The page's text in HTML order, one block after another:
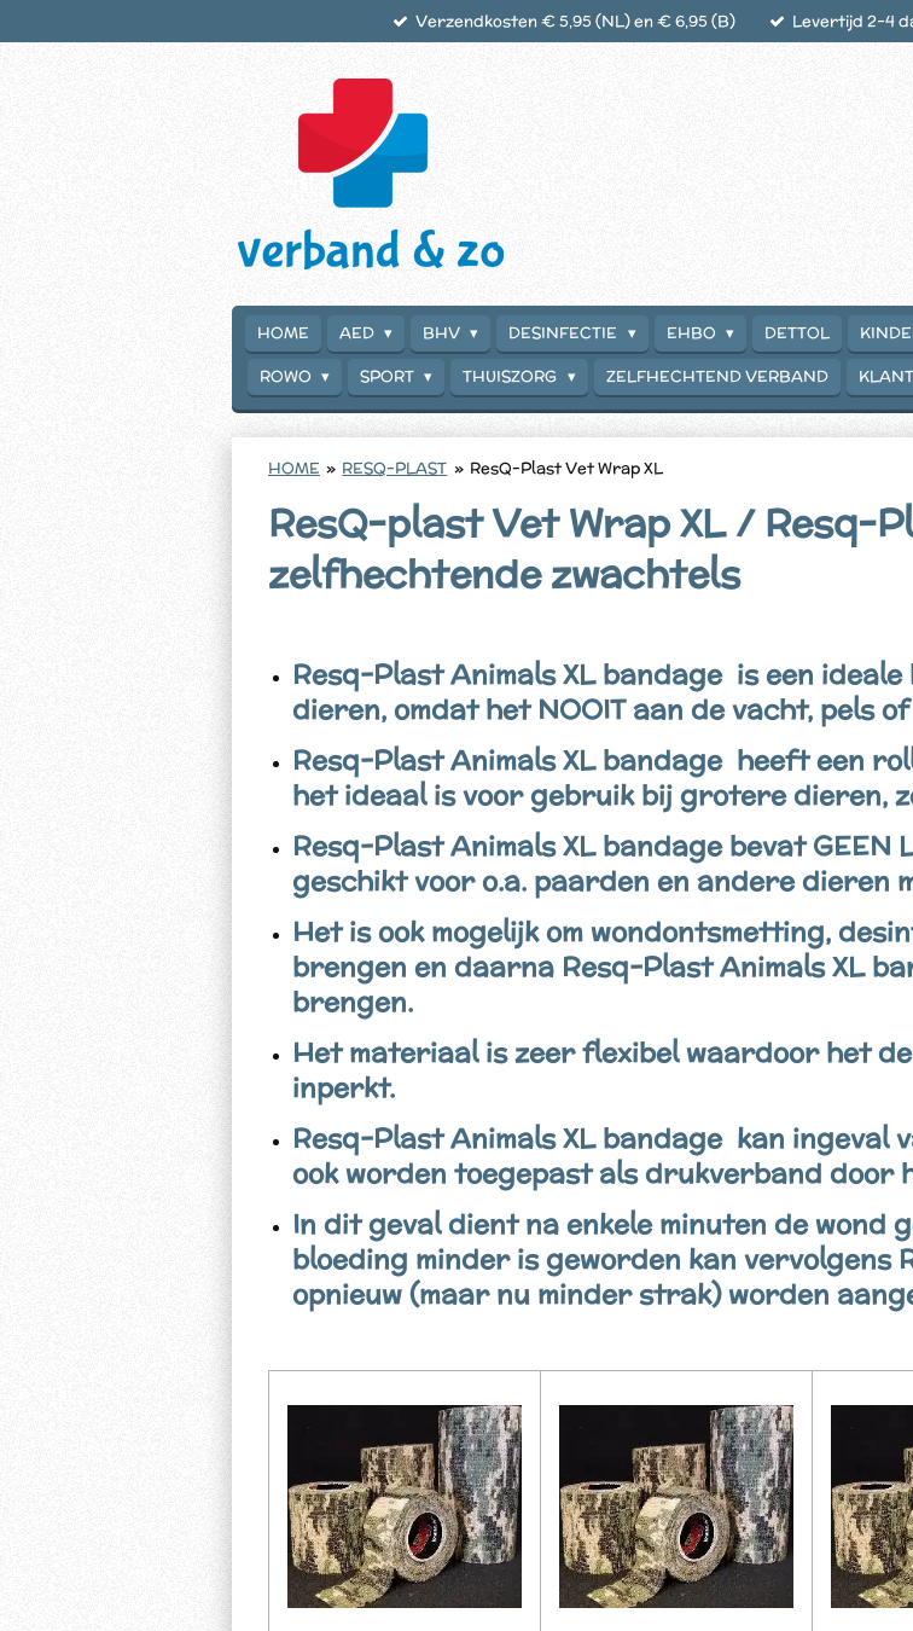
Verzendkosten € 5,95 (NL) en € 6,95 (B) Levertijd 2-4
HOME AED BHV DESINFECTIE EHBO DETTOL
ROWO
SPORT THUISZORG ZELFHECHTEND VERBAND
HOME » RESQ-PLAST » ResQ-Plast Vet Wrap XL
ResQ-plast Vet Wrap XL / Resq-
zelfhechtende zwachtels
Resq-Plast Animals XL bandage is een
dieren, omdat het NOOIT aan de vacht, pels
Resq-Plast Animals XL bandage heeft een
het ideaal is voor gebruik bij grotere dieren,
Resq-Plast Animals XL bandage bevat GEEN
geschikt voor o.a. paarden en andere dieren
Het is ook mogelijk om wondontsmetting,
brengen en daarna Resq-Plast Animals XL
brengen.
Het materiaal is zeer flexibel waardoor het
inperkt.
Resq-Plast Animals XL bandage kan ingeval
ook worden toegepast als drukverband door
In dit geval dient na enkele minuten de wond
bloeding minder is geworden kan vervolgens
opnieuw (maar nu minder strak) worden